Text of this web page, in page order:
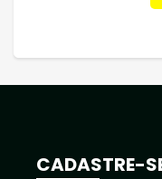
CADASTRE-